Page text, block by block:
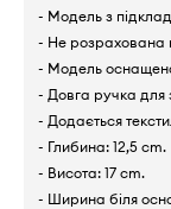
- Модель з
- Не розрахована
- Модель
- Довга ручка для
- Додається
- Глибина: 12,5 cm.
- Висота: 17 cm.
- Ширина біля